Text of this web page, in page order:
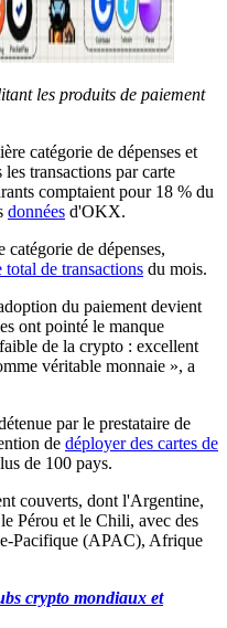
les produits de paiement
catégorie de dépenses et
transactions par carte
comptaient pour 18 % du
données d'OKX.
de dépenses,
total de transactions du mois.
du paiement devient
ont pointé le manque
de la crypto : excellent
véritable monnaie », a
par le prestataire de
de déployer des cartes de
de 100 pays.
couverts, dont l'Argentine,
Pérou et le Chili, avec des
Pacifique (APAC), Afrique
crypto mondiaux et